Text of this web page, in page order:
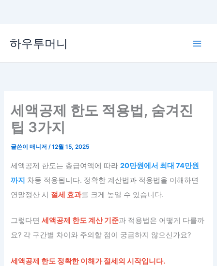
로
하우투머니
세액공제 한도 적용법, 숨겨진
팁 3가지
글쓴이매니저/12월 15, 2025
세액공제 한도는 총급여액에 따라20만원에서 최대 74만원
까지 차등 적용됩니다. 정확한 계산법과 적용법을 이해하면
연말정산 시 절세 효과를 크게 높일 수 있습니다.
그렇다면세액공제 한도 계산 기준과 적용법은 어떻게 다를까
요? 각 구간별 차이와 주의할 점이 궁금하지 않으신가요?
세액공제 한도 정확한 이해가 절세의 시작입니다.